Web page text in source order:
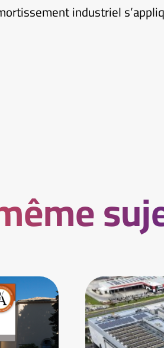
industriel